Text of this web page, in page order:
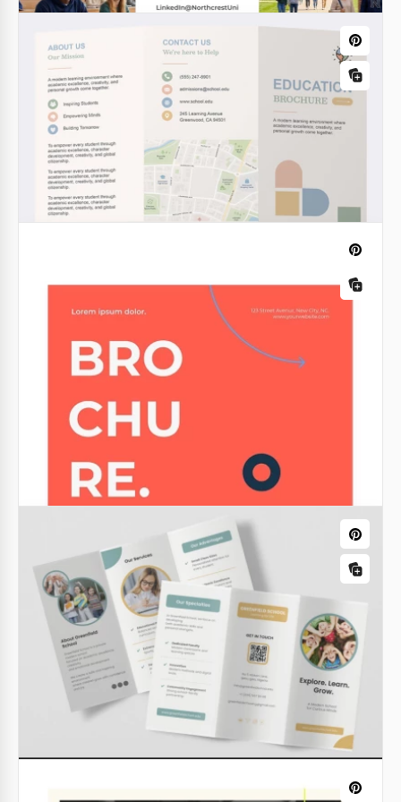
Primo Giorno di Scuola Opuscolo
Modificabile
Google Slides
Modello di brochure scolastica per
insegnanti
Google Slides